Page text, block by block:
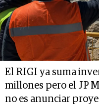
El RIGI ya suma
millones pero el JP
no es anunciar